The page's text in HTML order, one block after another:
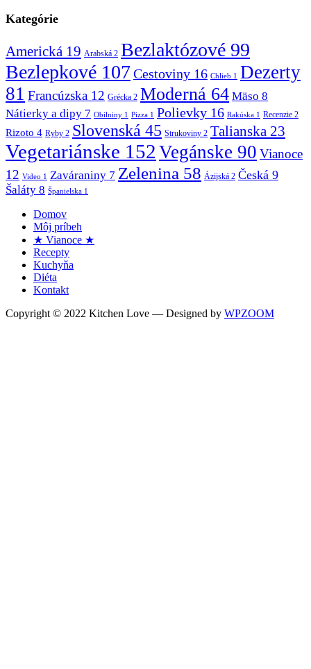
Kategórie
Americká 19 Arabská 2 Bezlaktózové 99
Bezlepkové 107Cestoviny 16 Chlieb 1 Dezerty
81 Francúzska 12 Grécka 2 Moderná 64 Mäso 8
Nátierky a dipy 7 Obilniny 1 Pizza 1 Polievky 16 Rakúska 1 Recenzie 2
Rizoto 4 Ryby 2 Slovenská 45 Strukoviny 2 Talianska 23
Vegetariánske 152 Vegánske 90 Vianoce
12 Video 1 Zaváraniny 7 Zelenina 58 Ázijská 2 Česká 9
Šaláty 8 Španielska 1
Domov
Môj príbeh
★ Vianoce ★
Recepty
Kuchyňa
Diéta
Kontakt
Copyright © 2022 Kitchen Love — Designed by WPZOOM